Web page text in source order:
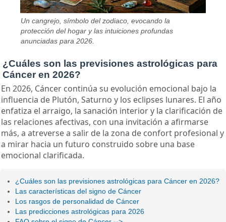
Un cangrejo, símbolo del zodiaco, evocando la
protección del hogar y las intuiciones profundas
anunciadas para 2026.
¿Cuáles son las previsiones astrológicas para
Cáncer en 2026?
En 2026, Cáncer continúa su evolución emocional bajo la
influencia de Plutón, Saturno y los eclipses lunares. El año
enfatiza el arraigo, la sanación interior y la clarificación de
las relaciones afectivas, con una invitación a afirmarse
más, a atreverse a salir de la zona de confort profesional y
a mirar hacia un futuro construido sobre una base
emocional clarificada.
¿Cuáles son las previsiones astrológicas para Cáncer en 2026?
Las características del signo de Cáncer
Los rasgos de personalidad de Cáncer
Las predicciones astrológicas para 2026